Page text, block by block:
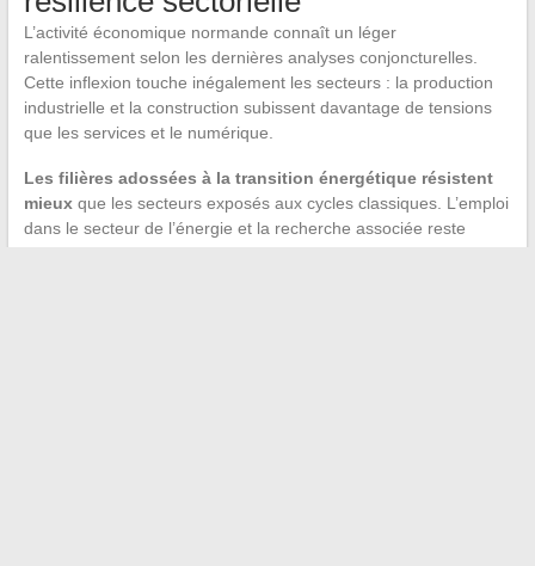
L’activité économique normande connaît un léger
ralentissement selon les dernières analyses conjoncturelles.
Cette inflexion touche inégalement les secteurs : la production
industrielle et la construction subissent davantage de tensions
que les services et le numérique.
Les filières adossées à la transition énergétique résistent
mieuxque les secteurs exposés aux cycles classiques. L’emploi
dans le secteur de l’énergie et la recherche associée reste